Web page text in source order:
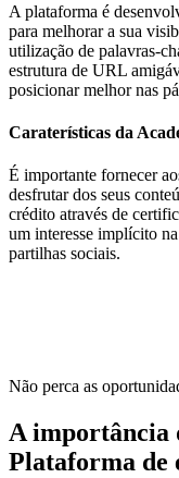
A plataforma é
para melhorar a sua
utilização de palavras-
estrutura de URL
posicionar melhor nas
Caraterísticas da
É importante fornecer
desfrutar dos seus
crédito através de
um interesse implícito
partilhas sociais.
Não perca as
A importância
Plataforma de